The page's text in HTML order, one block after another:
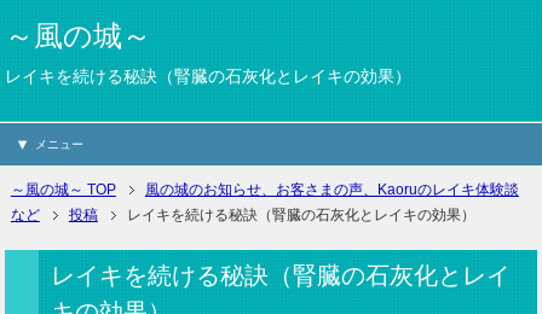
～風の城～
レイキを続ける秘訣（腎臓の石灰化とレイキの効果）
メニュー
～風の城～ TOP
風の城のお知らせ、お客さまの声、Kaoruのレイキ体験談
など
投稿 レイキを続ける秘訣（腎臓の石灰化とレイキの効果）
レイキを続ける秘訣（腎臓の石灰化とレイ